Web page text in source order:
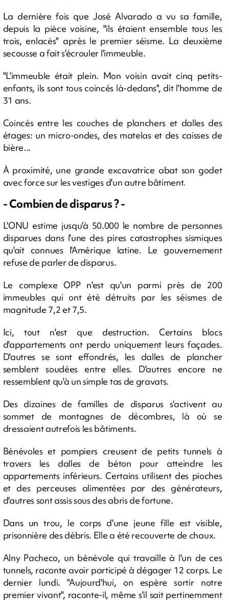
La dernière fois que José Alvarado a vu sa famille,
depuis la pièce voisine, "ils étaient ensemble tous les
trois, enlacés" après le premier séisme. La deuxième
secousse a fait s'écrouler l'immeuble.
"L'immeuble était plein. Mon voisin avait cinq petits-
enfants, ils sont tous coincés là-dedans", dit l'homme de
31 ans.
Coincés entre les couches de planchers et dalles des
étages: un micro-ondes, des matelas et des caisses de
bière...
À proximité, une grande excavatrice abat son godet
avec force sur les vestiges d'un autre bâtiment.
- Combien de disparus ? -
L'ONU estime jusqu'à 50.000 le nombre de personnes
disparues dans l'une des pires catastrophes sismiques
qu'ait connues l'Amérique latine. Le gouvernement
refuse de parler de disparus.
Le complexe OPP n'est qu'un parmi près de 200
immeubles qui ont été détruits par les séismes de
magnitude 7,2 et 7,5.
Ici, tout n'est que destruction. Certains blocs
d'appartements ont perdu uniquement leurs façades.
D'autres se sont effondrés, les dalles de plancher
semblent soudées entre elles. D'autres encore ne
ressemblent qu'à un simple tas de gravats.
Des dizaines de familles de disparus s'activent au
sommet de montagnes de décombres, là où se
dressaient autrefois les bâtiments.
Bénévoles et pompiers creusent de petits tunnels à
travers les dalles de béton pour atteindre les
appartements inférieurs. Certains utilisent des pioches
et des perceuses alimentées par des générateurs,
d'autres sont assis sous des abris de fortune.
Dans un trou, le corps d'une jeune fille est visible,
prisonnière des débris. Elle a été recouverte de chaux.
Alny Pacheco, un bénévole qui travaille à l'un de ces
tunnels, raconte avoir participé à dégager 12 corps. Le
dernier lundi. "Aujourd'hui, on espère sortir notre
premier vivant", raconte-il, même s'il sait pertinemment